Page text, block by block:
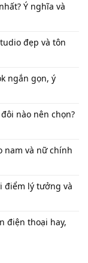
Ý nghĩa và
đẹp và tôn
ngắn gọn, ý
nào nên chọn?
nam và nữ chính
điểm lý tưởng và
điện thoại hay,